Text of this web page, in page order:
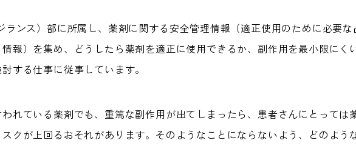
ンス）部に所属し、薬剤に関する安全管理情報（適正使用のために必要な
報）を集め、どうしたら薬剤を適正に使用できるか、副作用を最小限にく
する仕事に従事しています。
れている薬剤でも、重篤な副作用が出てしまったら、患者さんにとっては
クが上回るおそれがあります。そのようなことにならないよう、どのよう